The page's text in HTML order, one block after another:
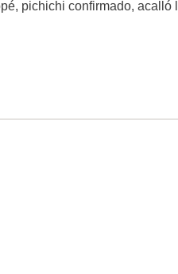
pichichi confirmado, acalló